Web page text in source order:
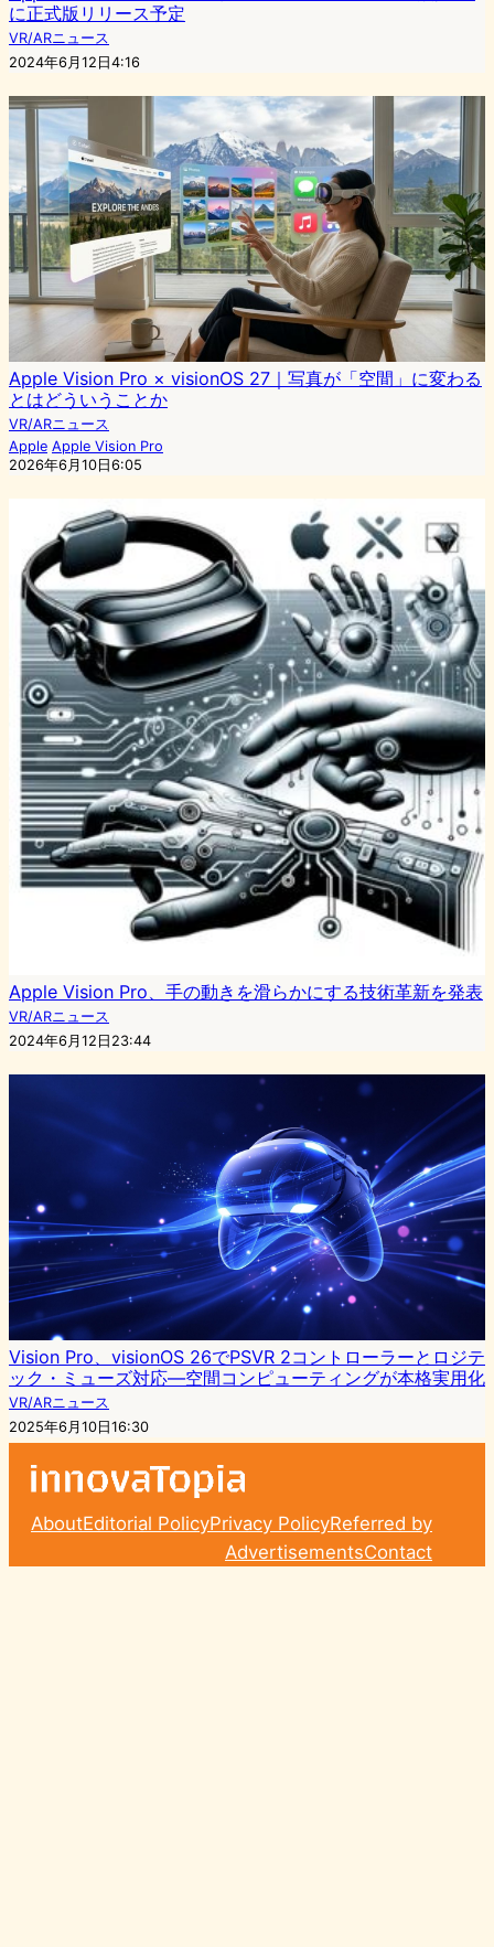
に正式版リリース予定
VR/ARニュース
2024年6月12日4:16
Apple Vision Pro × visionOS 27｜写真が「空間」に変わる
とはどういうことか
VR/ARニュース
Apple Apple Vision Pro
2026年6月10日6:05
Apple Vision Pro、手の動きを滑らかにする技術革新を発表
VR/ARニュース
2024年6月12日23:44
Vision Pro、visionOS 26でPSVR 2コントローラーとロジテ
ック・ミューズ対応—空間コンピューティングが本格実用化
VR/ARニュース
2025年6月10日16:30
AboutEditorial PolicyPrivacy PolicyReferred by
AdvertisementsContact